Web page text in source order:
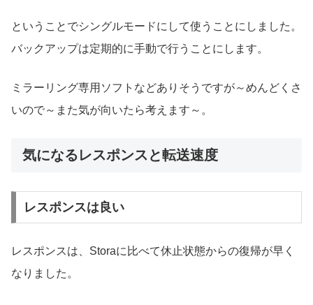
ということでシングルモードにして使うことにしました。
バックアップは定期的に手動で行うことにします。
ミラーリング専用ソフトなどありそうですが～めんどくさ
いので～また気が向いたら考えます～。
気になるレスポンスと転送速度
レスポンスは良い
レスポンスは、Storaに比べて休止状態からの復帰が早く
なりました。